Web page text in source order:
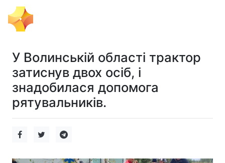
У Волинській області трактор
затиснув двох осіб, і
знадобилася допомога
рятувальників.